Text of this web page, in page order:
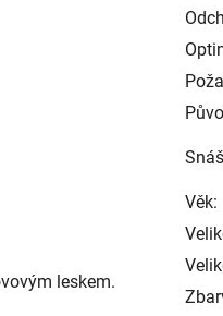
leskem.
Věk: